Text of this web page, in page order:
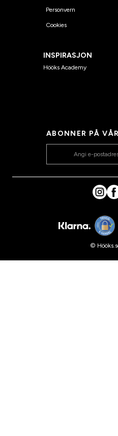
Personvern
Cookies
INSPIRASJON
Hööks Academy
ABONNER PÅ
©